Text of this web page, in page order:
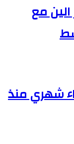
الين مع
شهري منذ